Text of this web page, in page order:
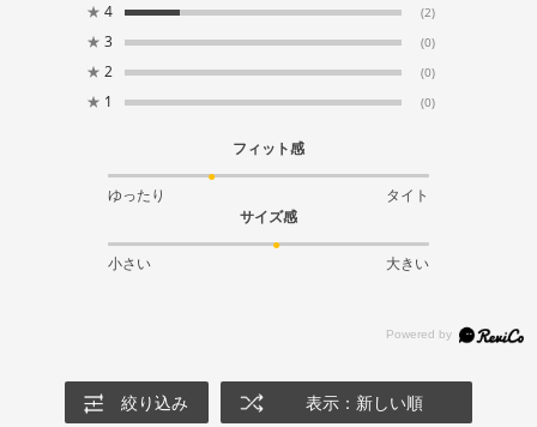
★ 4 (2)
★ 3 (0)
★ 2 (0)
★ 1 (0)
フィット感
ゆったり
タイト
サイズ感
小さい 大きい
絞り込み 表示：新しい順